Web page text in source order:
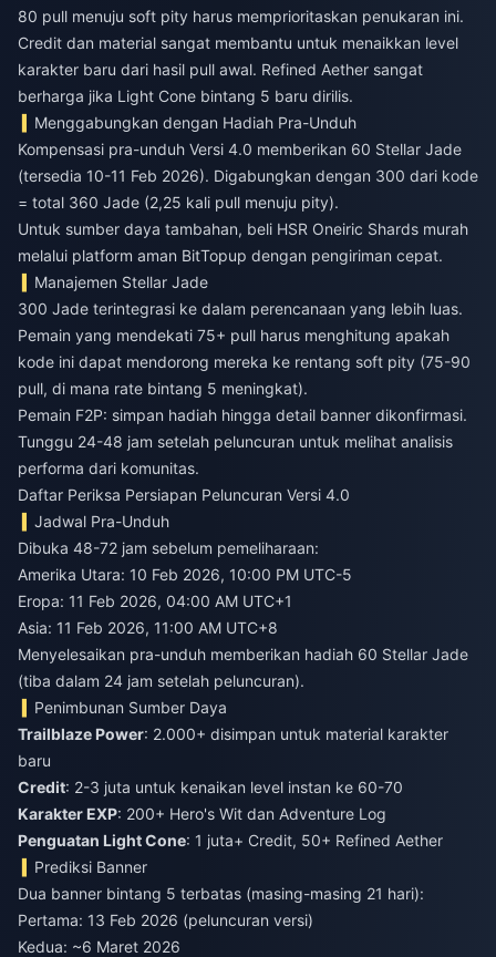
80 pull menuju soft pity harus memprioritaskan penukaran ini.
Credit dan material sangat membantu untuk menaikkan level
karakter baru dari hasil pull awal. Refined Aether sangat
berharga jika Light Cone bintang 5 baru dirilis.
Menggabungkan dengan Hadiah Pra-Unduh
Kompensasi pra-unduh Versi 4.0 memberikan 60 Stellar Jade
(tersedia 10-11 Feb 2026). Digabungkan dengan 300 dari kode
= total 360 Jade (2,25 kali pull menuju pity).
Untuk sumber daya tambahan, beli HSR Oneiric Shards murah
melalui platform aman BitTopup dengan pengiriman cepat.
Manajemen Stellar Jade
300 Jade terintegrasi ke dalam perencanaan yang lebih luas.
Pemain yang mendekati 75+ pull harus menghitung apakah
kode ini dapat mendorong mereka ke rentang soft pity (75-90
pull, di mana rate bintang 5 meningkat).
Pemain F2P: simpan hadiah hingga detail banner dikonfirmasi.
Tunggu 24-48 jam setelah peluncuran untuk melihat analisis
performa dari komunitas.
Daftar Periksa Persiapan Peluncuran Versi 4.0
Jadwal Pra-Unduh
Dibuka 48-72 jam sebelum pemeliharaan:
Amerika Utara: 10 Feb 2026, 10:00 PM UTC-5
Eropa: 11 Feb 2026, 04:00 AM UTC+1
Asia: 11 Feb 2026, 11:00 AM UTC+8
Menyelesaikan pra-unduh memberikan hadiah 60 Stellar Jade
(tiba dalam 24 jam setelah peluncuran).
Penimbunan Sumber Daya
Trailblaze Power: 2.000+ disimpan untuk material karakter
baru
Credit: 2-3 juta untuk kenaikan level instan ke 60-70
Karakter EXP: 200+ Hero's Wit dan Adventure Log
Penguatan Light Cone: 1 juta+ Credit, 50+ Refined Aether
Prediksi Banner
Dua banner bintang 5 terbatas (masing-masing 21 hari):
Pertama: 13 Feb 2026 (peluncuran versi)
Kedua: ~6 Maret 2026